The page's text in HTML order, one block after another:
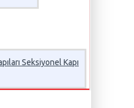
Seksiyonel Kapı